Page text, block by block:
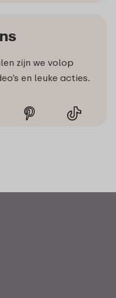
zijn we volop
en leuke acties.